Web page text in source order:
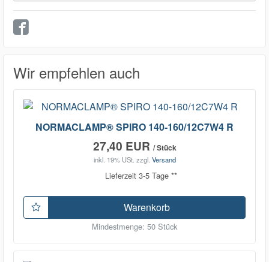
Wir empfehlen auch
NORMACLAMP® SPIRO 140-160/12C7W4 R
27,40 EUR / Stück
inkl. 19% USt. zzgl. Versand
Lieferzeit 3-5 Tage **
Warenkorb
Mindestmenge: 50 Stück